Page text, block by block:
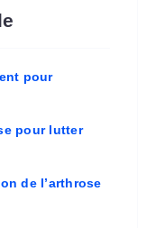
pour
pour lutter
de l’arthrose